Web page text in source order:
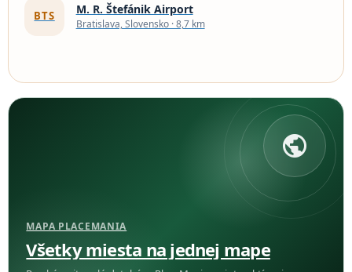
BTS M. R. Štefánik Airport
Bratislava, Slovensko · 8,7 km
public
MAPA PLACEMANIA
Všetky miesta na jednej mape